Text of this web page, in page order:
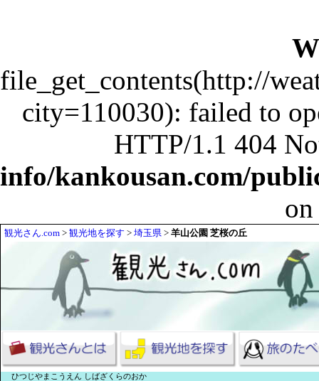
file_get_contents(http://
city=110030): failed to
HTTP/1.1 404
info/kankousan.com/
観光さん.com > 観光地を探す > 埼玉県 > 羊山公園 芝桜の丘
ひつじやまこうえん しばざくらのおか